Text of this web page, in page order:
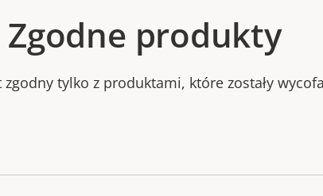
Zgodne produkty
tylko z produktami, które zostały